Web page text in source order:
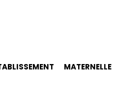
MATERNELLE